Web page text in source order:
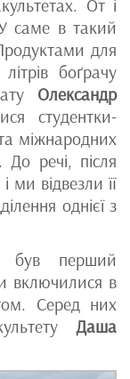
От і
саме в такий
для
боґрачу
Олександр
студентки-
міжнародних
До речі, після
ми відвезли її
однієї з
був перший
включилися в
Серед них
Даша